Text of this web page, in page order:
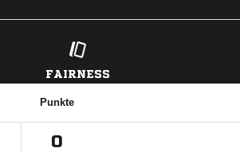
FAIRNESS
Punkte
0